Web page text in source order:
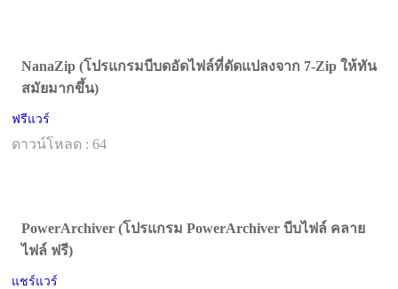
NanaZip (โปรแกรมบีบดอัดไฟล์ที่ดัดแปลงจาก 7-Zip ให้ทัน
สมัยมากขึ้น)
ฟรีแวร์
ดาวน์โหลด : 64
PowerArchiver (โปรแกรม PowerArchiver บีบไฟล์ คลาย
ไฟล์ ฟรี)
แชร์แวร์